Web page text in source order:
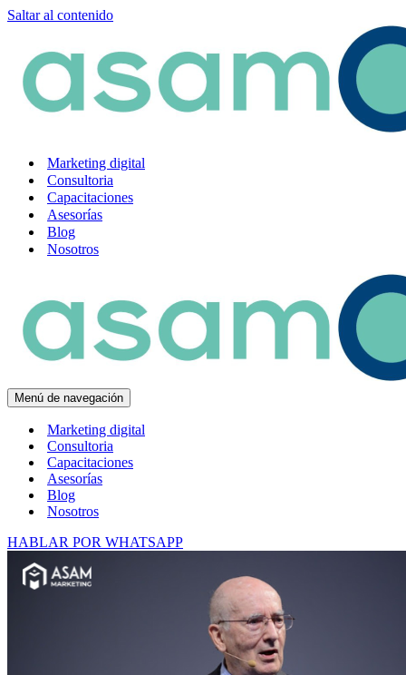
Saltar al contenido
Marketing digital
Consultoria
Capacitaciones
Asesorías
Blog
Nosotros
Menú de navegación
Marketing digital
Consultoria
Capacitaciones
Asesorías
Blog
Nosotros
HABLAR POR WHATSAPP